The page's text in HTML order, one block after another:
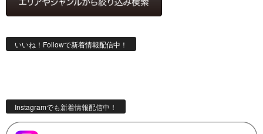
いいね！Followで新着情報配信中！
Instagramでも新着情報配信中！